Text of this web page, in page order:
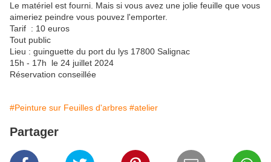
Le matériel est fourni. Mais si vous avez une jolie feuille que vous
aimeriez peindre vous pouvez l'emporter.
Tarif : 10 euros
Tout public
Lieu : guinguette du port du lys 17800 Salignac
15h - 17h le 24 juillet 2024
Réservation conseillée
#Peinture sur Feuilles d'arbres #atelier
Partager